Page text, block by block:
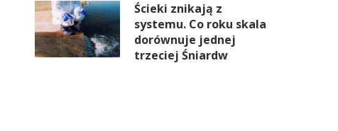
Ścieki znikają z
systemu. Co roku skala
dorównuje jednej
trzeciej Śniardw